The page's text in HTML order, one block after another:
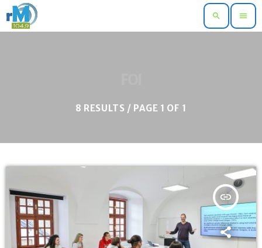
search menu
8 RESULTS / PAGE 1 OF 1
insert_link